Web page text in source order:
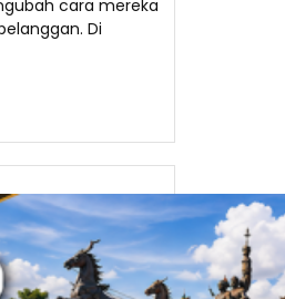
cara mereka
Di